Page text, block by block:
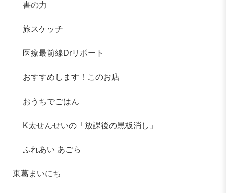
書の力
旅スケッチ
医療最前線Drリポート
おすすめします！このお店
おうちでごはん
K太せんせいの「放課後の黒板消し」
ふれあい あごら
東葛まいにち